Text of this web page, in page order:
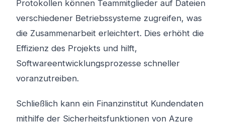
Protokollen können Teammitglieder auf Dateien
verschiedener Betriebssysteme zugreifen, was
die Zusammenarbeit erleichtert. Dies erhöht die
Effizienz des Projekts und hilft,
Softwareentwicklungsprozesse schneller
voranzutreiben.
Schließlich kann ein Finanzinstitut Kundendaten
mithilfe der Sicherheitsfunktionen von Azure